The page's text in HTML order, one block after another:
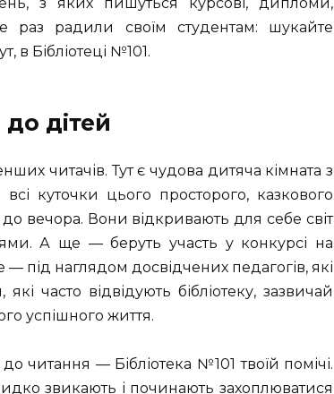
не раз радили своїм студентам: шукайте
в Бібліотеці №101.
дітей
читачів. Тут є чудова дитяча кімната з
куточки цього просторого, казкового
вечора. Вони відкривають для себе світ
А ще — беруть участь у конкурсі на
під наглядом досвідчених педагогів, які
часто відвідують бібліотеку, зазвичай
успішного життя.
— Бібліотека №101 твоїй помічі.
звикають і починають захоплюватися